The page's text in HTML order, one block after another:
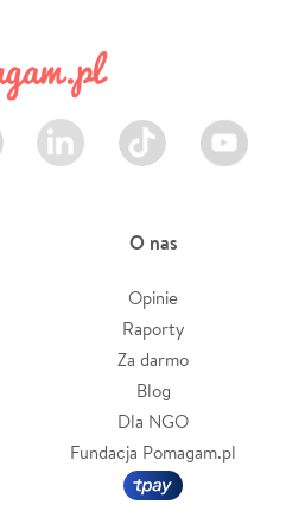
LinkedIn TikTok Youtube
O nas
Opinie
Raporty
Za darmo
Blog
Dla NGO
Fundacja Pomagam.pl